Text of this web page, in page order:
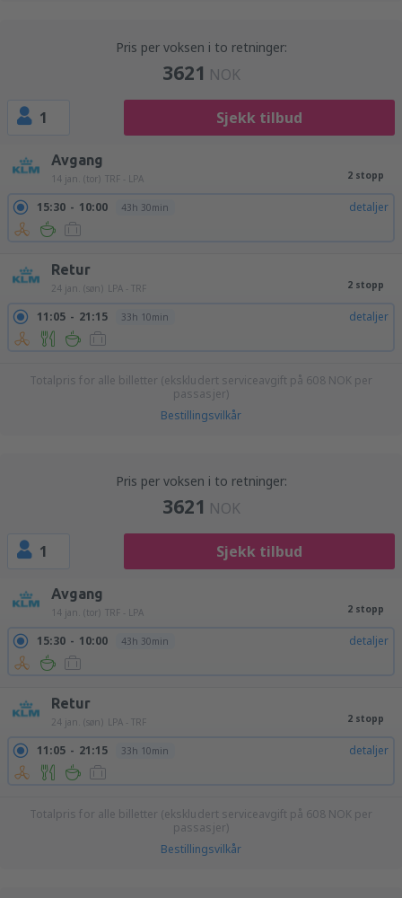
Pris per voksen i to retninger:
3621 NOK
1 Sjekk tilbud
Avgang
14 jan. (tor) TRF - LPA 2 stopp
15:30 10:00 43h 30min detaljer
Retur
24 jan. (søn) LPA - TRF 2 stopp
11:05 21:15 33h 10min detaljer
Totalpris for alle billetter (ekskludert serviceavgift på 608 NOK per
passasjer)
Bestillingsvilkår
Pris per voksen i to retninger:
3621 NOK
1 Sjekk tilbud
Avgang
14 jan. (tor) TRF - LPA 2 stopp
15:30 10:00 43h 30min detaljer
Retur
24 jan. (søn) LPA - TRF 2 stopp
11:05 21:15 33h 10min detaljer
Totalpris for alle billetter (ekskludert serviceavgift på 608 NOK per
passasjer)
Bestillingsvilkår